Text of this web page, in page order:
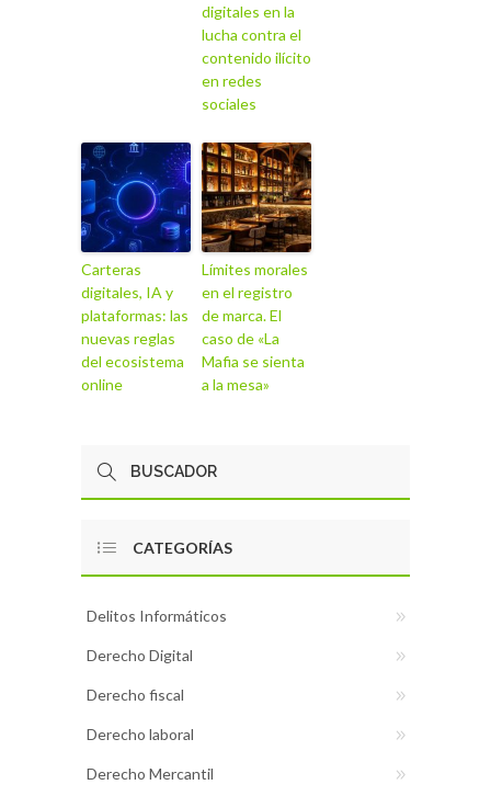
digitales en la
lucha contra el
contenido ilícito
en redes
sociales
Carteras
digitales, IA y
plataformas: las
nuevas reglas
del ecosistema
online
Límites morales
en el registro
de marca. El
caso de «La
Mafia se sienta
a la mesa»
CATEGORÍAS
Delitos Informáticos
Derecho Digital
Derecho fiscal
Derecho laboral
Derecho Mercantil